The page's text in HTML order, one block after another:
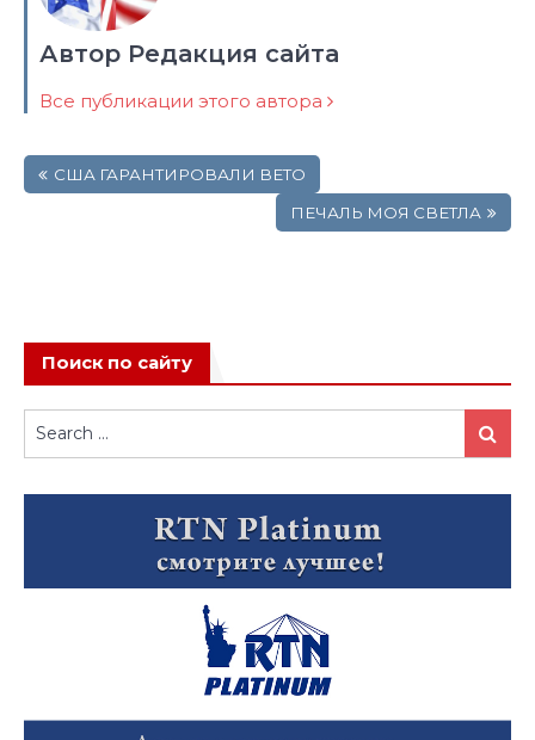
Автор Редакция сайта
Все публикации этого автора
по США ГАРАНТИРОВАЛИ ВЕТО
ПЕЧАЛЬ МОЯ СВЕТЛА
Поиск по сайту
Search
for:
Search